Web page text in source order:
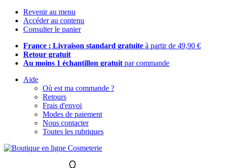
Revenir au menu
Accéder au contenu
Consulter le panier
France : Livraison standard gratuite à partir de 49,90 €
Retour gratuit
Au moins 1 échantillon gratuit par commande
Aide
Où est ma commande ?
Retours
Frais d'envoi
Modes de paiement
Nous contacter
Toutes les rubriques